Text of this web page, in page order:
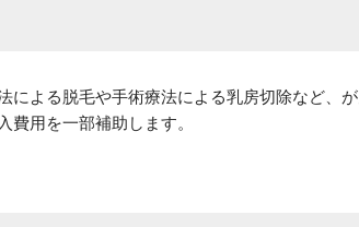
による脱毛や手術療法による乳房切除など、
費用を一部補助します。